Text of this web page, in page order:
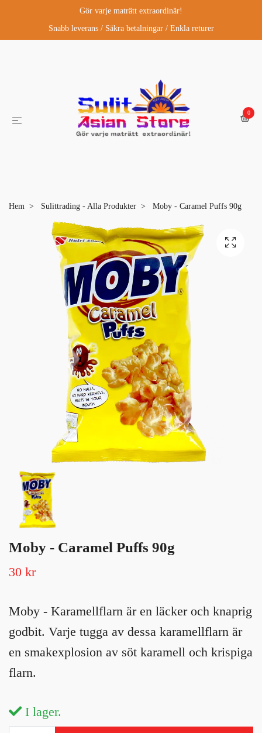
Gör varje maträtt extraordinär!
Snabb leverans / Säkra betalningar / Enkla returer
0
Hem Sulittrading - Alla Produkter Moby - Caramel Puffs 90g
Moby - Caramel Puffs 90g
30 kr
Moby - Karamellflarn är en läcker och knaprig
godbit. Varje tugga av dessa karamellflarn är
en smakexplosion av söt karamell och krispiga
flarn.
I lager.